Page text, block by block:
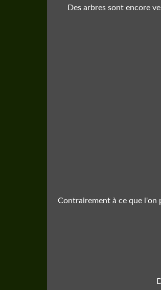
Des arbres sont encore
Contrairement à ce que l'on